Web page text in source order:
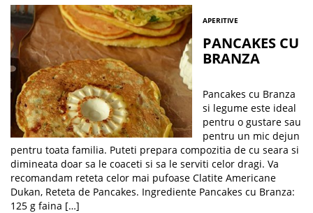
APERITIVE
PANCAKES CU
BRANZA
Pancakes cu Branza
si legume este ideal
pentru o gustare sau
pentru un mic dejun
pentru toata familia. Puteti prepara compozitia de cu seara si
dimineata doar sa le coaceti si sa le serviti celor dragi. Va
recomandam reteta celor mai pufoase Clatite Americane
Dukan, Reteta de Pancakes. Ingrediente Pancakes cu Branza:
125 g faina […]